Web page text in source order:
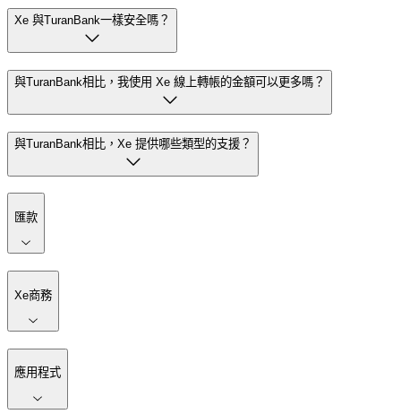
Xe 與TuranBank一樣安全嗎？
與TuranBank相比，我使用 Xe 線上轉帳的金額可以更多嗎？
與TuranBank相比，Xe 提供哪些類型的支援？
匯款
Xe商務
應用程式